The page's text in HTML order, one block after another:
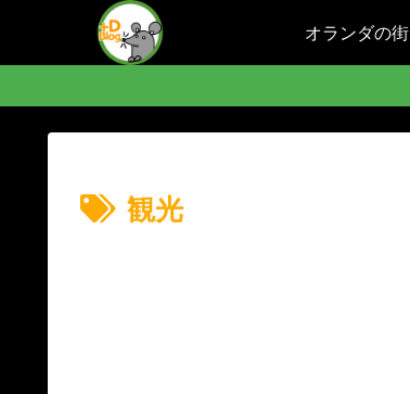
オランダの街
観光